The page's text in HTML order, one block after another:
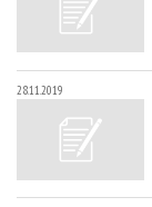
28.11.2019